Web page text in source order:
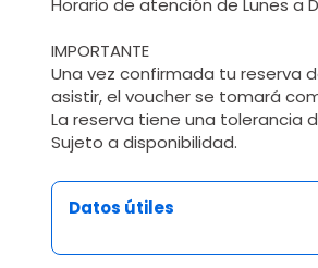
Horario de atención de Lunes a
IMPORTANTE
Una vez confirmada tu reserva
asistir, el voucher se tomará
La reserva tiene una tolerancia
Sujeto a disponibilidad.
Datos útiles